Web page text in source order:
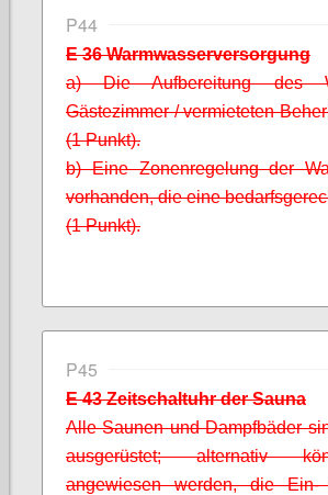
P44
E 36 Warmwasserversorgung
a) Die Aufbereitung des
Gästezimmer / vermieteten
(1 Punkt).
b) Eine Zonenregelung der
vorhanden, die eine
(1 Punkt).
P45
E 43 Zeitschaltuhr der Sauna
Alle Saunen und Dampfbäder
ausgerüstet; alternativ
angewiesen werden, die